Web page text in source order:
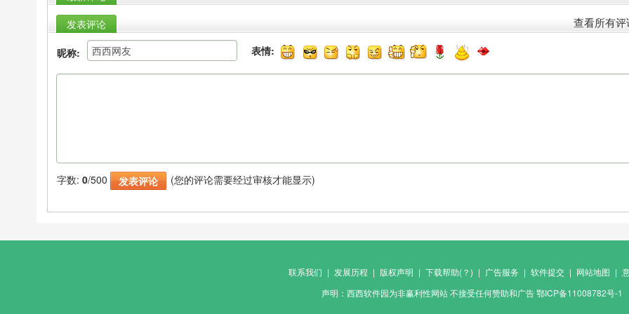
发表评论
查看所有评
昵称: 表情:
字数: 0/500 (您的评论需要经过审核才能显示)
联系我们 | 发展历程 | 版权声明 | 下载帮助(？) | 广告服务 | 软件提交 | 网站地图 |
声明：西西软件园为非赢利性网站 不接受任何赞助和广告 鄂ICP备11008782号-1